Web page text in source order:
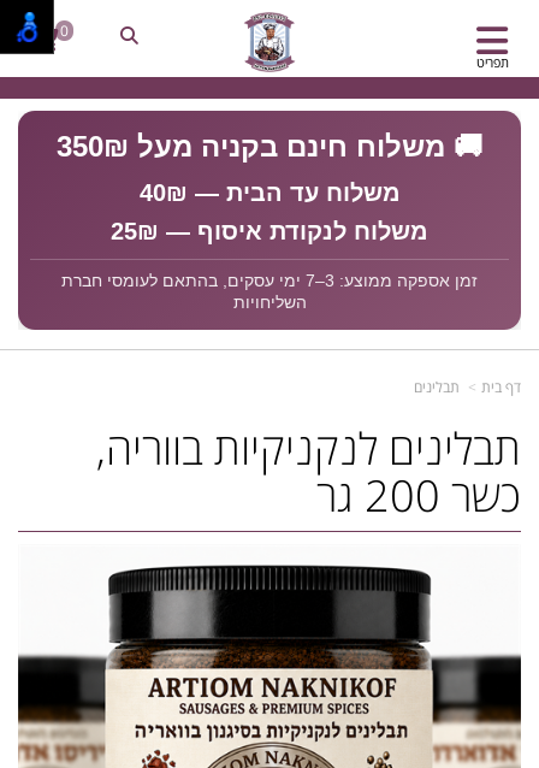
🚚 משלוח חינם בקניה מעל 350₪
משלוח עד הבית — 40₪
משלוח לנקודת איסוף — 25₪
זמן אספקה ממוצע: 3–7 ימי עסקים, בהתאם לעומסי חברת
השליחויות
תפריט
0
דף בית תבלינים
תבלינים לנקניקיות בווריה,
כשר 200 גר